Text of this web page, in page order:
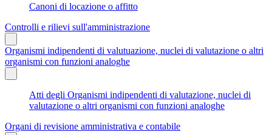
Canoni di locazione o affitto
Controlli e rilievi sull'amministrazione
Organismi indipendenti di valutuazione, nuclei di valutazione o altri
organismi con funzioni analoghe
Atti degli Organismi indipendenti di valutazione, nuclei di
valutazione o altri organismi con funzioni analoghe
Organi di revisione amministrativa e contabile